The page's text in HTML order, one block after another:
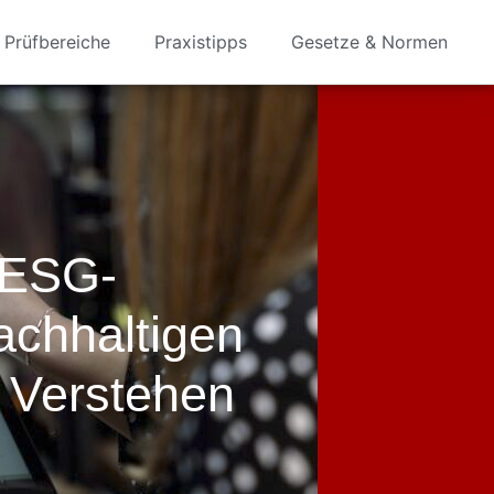
Prüfbereiche Praxistipps Gesetze & Normen